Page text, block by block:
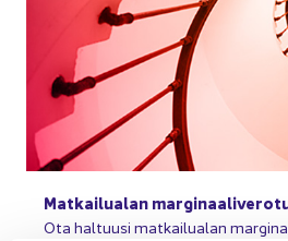
Mat­kai­lua­lan
Ota hal­tuusi mat­kai­lua­lan